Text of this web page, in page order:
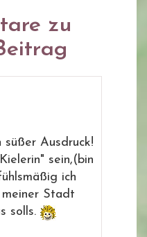
zu
Ausdruck!
sein,(bin
ich
Stadt
solls.